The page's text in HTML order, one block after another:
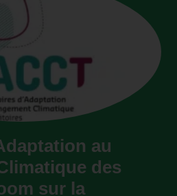
au
des
sur la